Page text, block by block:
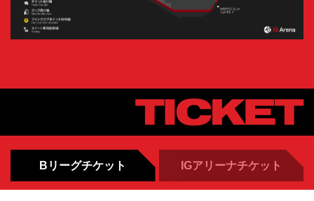
Bリーグチケット IGアリーナチケット